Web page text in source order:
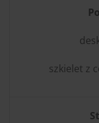
szkielet z